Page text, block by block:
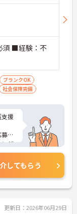
■経験：不
ブランクOK
社会保険完備
支援
が
ンジ
に
さ
してもらう
更新日：2026年06月29日